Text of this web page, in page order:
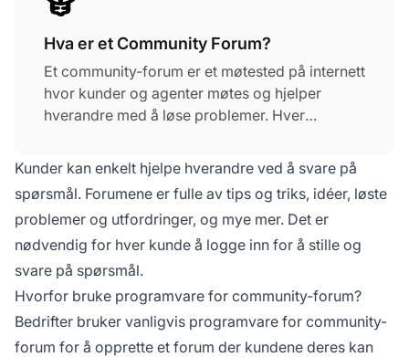
Hva er et Community Forum?
Et community-forum er et møtested på internett
hvor kunder og agenter møtes og hjelper
hverandre med å løse problemer. Hver
Forum sparer tid for dine kunderepresentanter
ved å la kundene enkelt hjelpe hverandre ved å
svare på spørsmål. Forum er fulle av tips og
triks, idéer, løste problemer og utfordringer og
mye mer.
Kunder kan enkelt hjelpe hverandre ved å svare på
spørsmål. Forumene er fulle av tips og triks, idéer, løste
problemer og utfordringer, og mye mer. Det er
nødvendig for hver kunde å logge inn for å stille og
svare på spørsmål.
Hvorfor bruke programvare for community-forum?
Bedrifter bruker vanligvis programvare for community-
forum for å opprette et forum der kundene deres kan